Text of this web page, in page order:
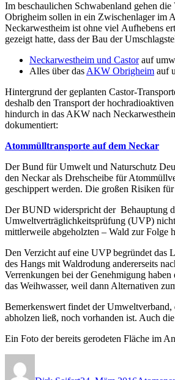
Im beschaulichen Schwabenland gehen
Obrigheim sollen in ein Zwischenlager im
Neckarwestheim ist ohne viel Aufhebens
gezeigt hatte, dass der Bau der
Neckarwestheim und Castorauf
Alles über dasAKW Obrigheim auf
Hintergrund der geplanten Castor-
deshalb den Transport der
hindurch in das AKW nach
dokumentiert:
Atommülltransporte auf dem Neckar
Der Bund für Umwelt und Naturschutz
den Neckar als Drehscheibe für
geschippert werden. Die großen Risiken
Der BUND widerspricht der Behauptung
Umweltverträglichkeitsprüfung (UVP)
mittlerweile abgeholzten – Wald zur Folge
Den Verzicht auf eine UVP begründet das
des Hangs mit Waldrodung andererseits
Verrenkungen bei der Genehmigung
das Weihwasser, weil dann Alternativen
Bemerkenswert findet der
abholzen ließ, noch vorhanden ist. Auch
Ein Foto der bereits gerodeten Fläche im